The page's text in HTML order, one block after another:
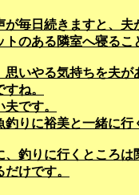
が毎日続きますと、
のある隣室へ寝るこ
いやる気持ちを夫
ね。
です。
りに裕美と一緒に行
、釣りに行くところ
けです。